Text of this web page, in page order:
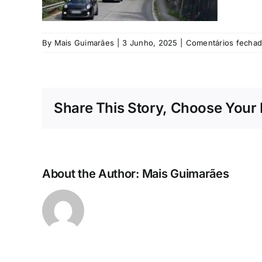
By Mais Guimarães 3 Junho, 2025 Comentários
Share This Story, Choose Your
About the Author: Mais Guimarães